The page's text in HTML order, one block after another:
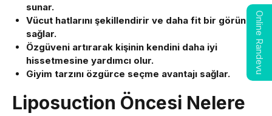
sunar.
Vücut hatlarını şekillendirir ve daha fit bir görünüm
sağlar.
Özgüveni artırarak kişinin kendini daha iyi
hissetmesine yardımcı olur.
Giyim tarzını özgürce seçme avantajı sağlar.
Liposuction Öncesi Nelere
Online Randevu